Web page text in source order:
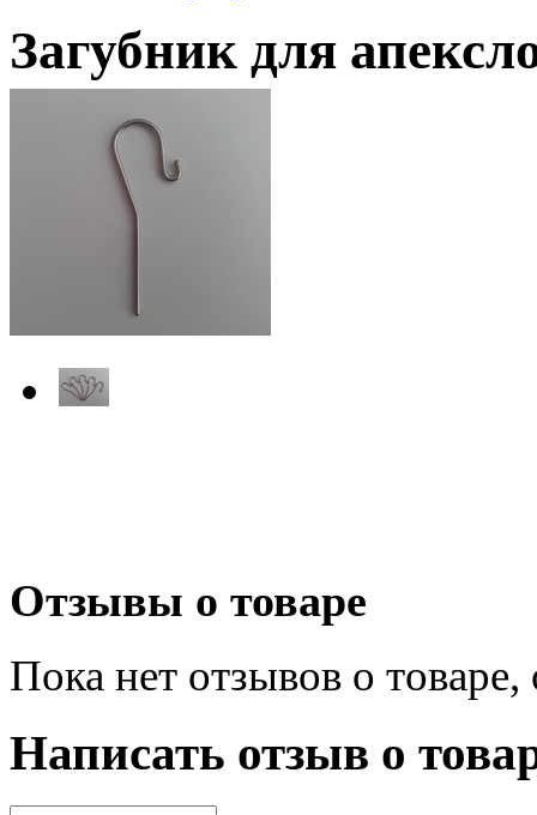
Загубник для
Отзывы о товаре
Пока нет отзывов о товаре,
Написать отзыв о